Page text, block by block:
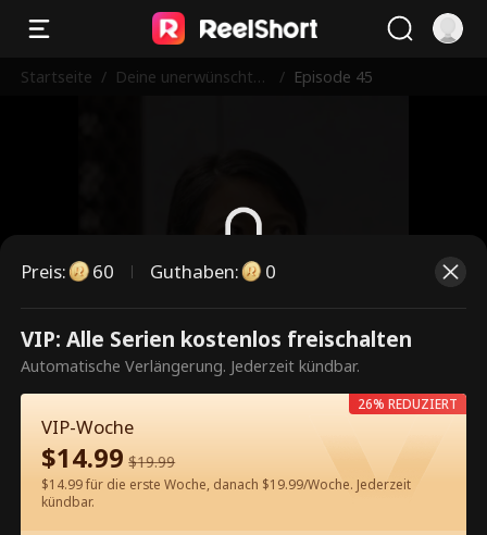
Startseite / Deine unerwünschte
/ Episode 45
Dies ist eine kostenpflichtige
Episode. Bitte entsperren, um
weiterzusehen.
60Jetzt entsperren
Preis: 60 Guthaben: 0
VIP: Alle Serien kostenlos freischalten
Automatische Verlängerung. Jederzeit kündbar.
VIP-Woche
$14.99 $19.99
$14.99 für die erste Woche, danach $19.99/Woche. Jederzeit
kündbar.
26% REDUZIERT